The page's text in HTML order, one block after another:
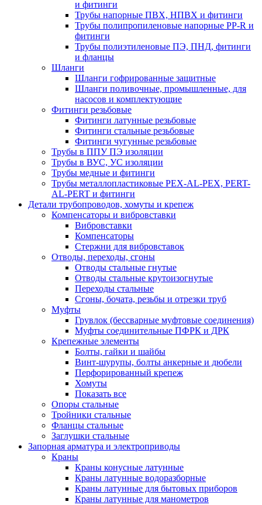
и фитинги
Трубы напорные ПВХ, НПВХ и фитинги
Трубы полипропиленовые напорные PP-R и
фитинги
Трубы полиэтиленовые ПЭ, ПНД, фитинги
и фланцы
Шланги
Шланги гофрированные защитные
Шланги поливочные, промышленные, для
насосов и комплектующие
Фитинги резьбовые
Фитинги латунные резьбовые
Фитинги стальные резьбовые
Фитинги чугунные резьбовые
Трубы в ППУ ПЭ изоляции
Трубы в ВУС, УС изоляции
Трубы медные и фитинги
Трубы металлопластиковые PEX-AL-PEX, PERT-
AL-PERT и фитинги
Детали трубопроводов, хомуты и крепеж
Компенсаторы и вибровставки
Вибровставки
Компенсаторы
Стержни для вибровставок
Отводы, переходы, сгоны
Отводы стальные гнутые
Отводы стальные крутоизогнутые
Переходы стальные
Сгоны, бочата, резьбы и отрезки труб
Муфты
Грувлок (бессварные муфтовые соединения)
Муфты соединительные ПФРК и ДРК
Крепежные элементы
Болты, гайки и шайбы
Винт-шурупы, болты анкерные и дюбели
Перфорированный крепеж
Хомуты
Показать все
Опоры стальные
Тройники стальные
Фланцы стальные
Заглушки стальные
Запорная арматура и электроприводы
Краны
Краны конусные латунные
Краны латунные водоразборные
Краны латунные для бытовых приборов
Краны латунные для манометров